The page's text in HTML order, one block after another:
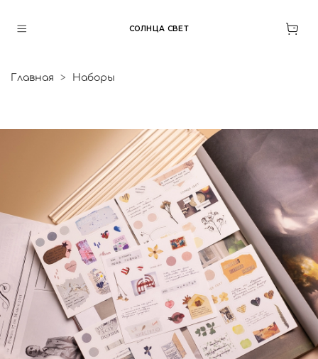
СОЛНЦА СВЕТ
Главная Наборы